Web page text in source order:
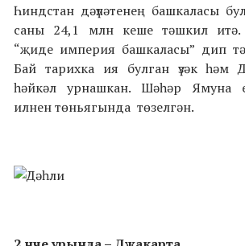
Һиндстан дәүләтенең башкаласы
саны 24,1 млн кеше тәшкил итә.
“җиде империя башкаласы” дип
Бай тарихка ия булган үзәк һәм
һәйкәл урнашкан. Шәһәр Ямуна
илнен төньягында төзелгән.